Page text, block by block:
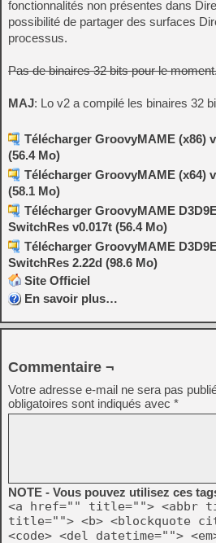
fonctionnalités non présentes dans
possibilité de partager des surfaces
processus.
Pas de binaires 32 bits pour le
MAJ: Lo v2 a compilé les binaires 32
Télécharger GroovyMAME (x86)
(56.4 Mo)
Télécharger GroovyMAME (x64)
(58.1 Mo)
Télécharger GroovyMAME
SwitchRes v0.017t (56.4 Mo)
Télécharger GroovyMAME
SwitchRes 2.22d (98.6 Mo)
Site Officiel
En savoir plus…
Commentaire ¬
Votre adresse e-mail ne sera pas
obligatoires sont indiqués avec *
NOTE - Vous pouvez utilisez ces
<a href="" title=""> <abbr
title=""> <b> <blockquote
<code> <del datetime="">